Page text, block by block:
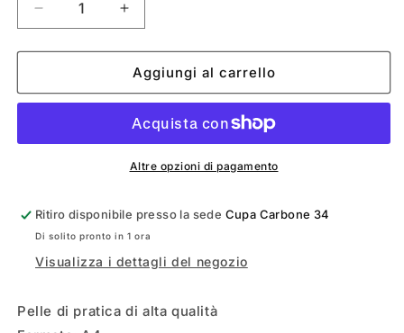
Diminuisci
quantità
per
SINTETICA
Aumenta
quantità
per
PELLE
SINTETICA
Aggiungi al carrello
Altre opzioni di pagamento
Ritiro disponibile presso la sede Cupa Carbone 34
Di solito pronto in 1 ora
Visualizza i dettagli del negozio
Pelle di pratica di alta qualità